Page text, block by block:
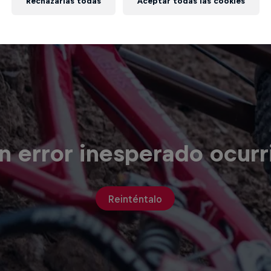
error inesperado
Reinténtalo